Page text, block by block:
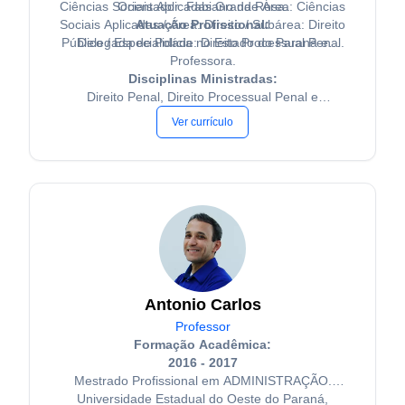
Ciências Sociais Aplicadas Grande Área: Ciências
Sociais Aplicadas / Área: Direito / Subárea: Direito
Público / Especialidade: Direito Processual Penal.
Orientador: Fabiano da Rosa.
Atuação Profissional:
Delegada de Polícia no Estado do Paraná e
Professora.
Disciplinas Ministradas:
Direito Penal, Direito Processual Penal e
Legislações.
Ver currículo
Antonio Carlos
Professor
Formação Acadêmica:
2016 - 2017
Mestrado Profissional em ADMINISTRAÇÃO.
Universidade Estadual do Oeste do Paraná,